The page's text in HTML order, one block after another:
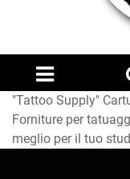
Open menu
"Tattoo Supply"
Forniture per
meglio per il tuo